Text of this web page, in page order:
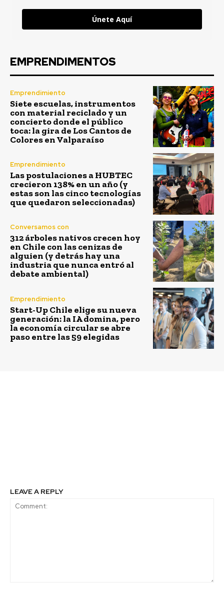
Únete Aquí
EMPRENDIMENTOS
Emprendimiento
Siete escuelas, instrumentos
con material reciclado y un
concierto donde el público
toca: la gira de Los Cantos de
Colores en Valparaíso
Emprendimiento
Las postulaciones a HUBTEC
crecieron 138% en un año (y
estas son las cinco tecnologías
que quedaron seleccionadas)
Conversamos con
312 árboles nativos crecen hoy
en Chile con las cenizas de
alguien (y detrás hay una
industria que nunca entró al
debate ambiental)
Emprendimiento
Start-Up Chile elige su nueva
generación: la IA domina, pero
la economía circular se abre
paso entre las 59 elegidas
LEAVE A REPLY